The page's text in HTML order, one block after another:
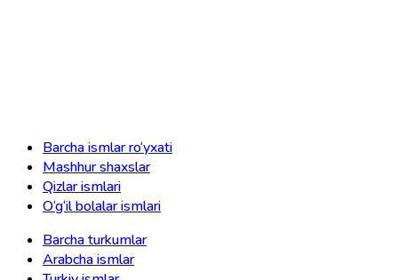
Barcha ismlar ro‘yxati
Mashhur shaxslar
Qizlar ismlari
O‘g‘il bolalar ismlari
Barcha turkumlar
Arabcha ismlar